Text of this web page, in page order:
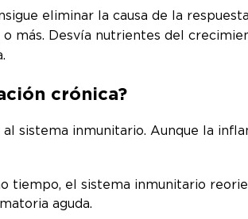
eliminar la causa de la
más. Desvía nutrientes del
crónica?
sistema inmunitario. Aunque la
tiempo, el sistema inmunitario
aguda.